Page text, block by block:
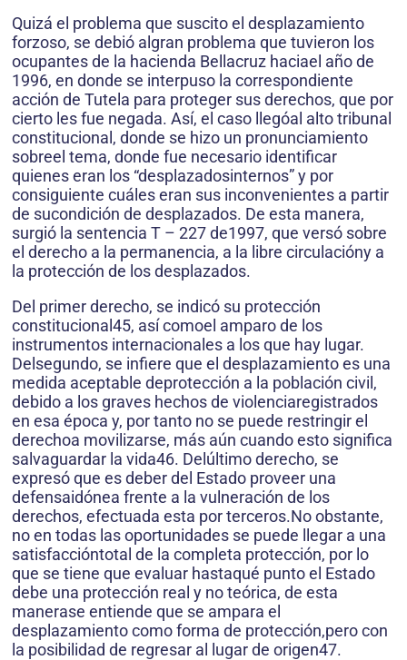
Quizá el problema que suscito el desplazamiento
forzoso, se debió algran problema que tuvieron los
ocupantes de la hacienda Bellacruz haciael año de
1996, en donde se interpuso la correspondiente
acción de Tutela para proteger sus derechos, que por
cierto les fue negada. Así, el caso llegóal alto tribunal
constitucional, donde se hizo un pronunciamiento
sobreel tema, donde fue necesario identificar
quienes eran los “desplazadosinternos” y por
consiguiente cuáles eran sus inconvenientes a partir
de sucondición de desplazados. De esta manera,
surgió la sentencia T – 227 de1997, que versó sobre
el derecho a la permanencia, a la libre circulacióny a
la protección de los desplazados.
Del primer derecho, se indicó su protección
constitucional45, así comoel amparo de los
instrumentos internacionales a los que hay lugar.
Delsegundo, se infiere que el desplazamiento es una
medida aceptable deprotección a la población civil,
debido a los graves hechos de violenciaregistrados
en esa época y, por tanto no se puede restringir el
derechoa movilizarse, más aún cuando esto significa
salvaguardar la vida46. Delúltimo derecho, se
expresó que es deber del Estado proveer una
defensaidónea frente a la vulneración de los
derechos, efectuada esta por terceros.No obstante,
no en todas las oportunidades se puede llegar a una
satisfaccióntotal de la completa protección, por lo
que se tiene que evaluar hastaqué punto el Estado
debe una protección real y no teórica, de esta
manerase entiende que se ampara el
desplazamiento como forma de protección,pero con
la posibilidad de regresar al lugar de origen47.